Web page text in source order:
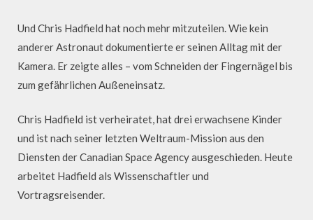
Und Chris Hadfield hat noch mehr mitzuteilen. Wie kein
anderer Astronaut dokumentierte er seinen Alltag mit der
Kamera. Er zeigte alles – vom Schneiden der Fingernägel bis
zum gefährlichen Außeneinsatz.
Chris Hadfield ist verheiratet, hat drei erwachsene Kinder
und ist nach seiner letzten Weltraum-Mission aus den
Diensten der Canadian Space Agency ausgeschieden. Heute
arbeitet Hadfield als Wissenschaftler und
Vortragsreisender.